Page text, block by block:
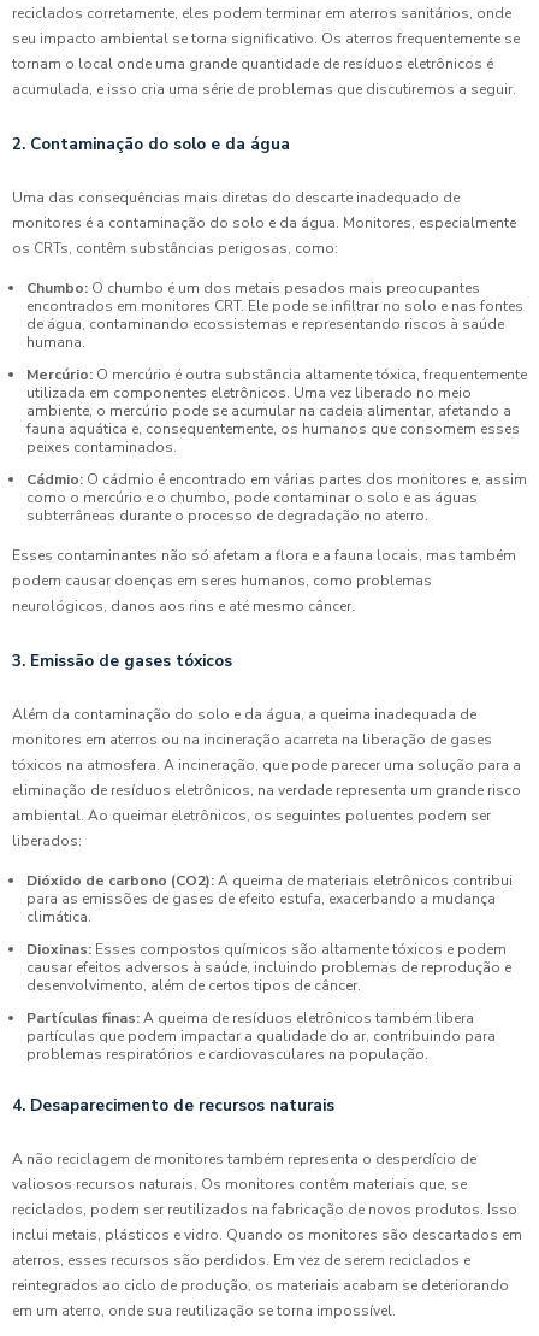
reciclados corretamente, eles podem terminar em aterros sanitários, onde
seu impacto ambiental se torna significativo. Os aterros frequentemente se
tornam o local onde uma grande quantidade de resíduos eletrônicos é
acumulada, e isso cria uma série de problemas que discutiremos a seguir.
2. Contaminação do solo e da água
Uma das consequências mais diretas do descarte inadequado de
monitores é a contaminação do solo e da água. Monitores, especialmente
os CRTs, contêm substâncias perigosas, como:
Chumbo: O chumbo é um dos metais pesados mais preocupantes
encontrados em monitores CRT. Ele pode se infiltrar no solo e nas fontes
de água, contaminando ecossistemas e representando riscos à saúde
humana.
Mercúrio: O mercúrio é outra substância altamente tóxica, frequentemente
utilizada em componentes eletrônicos. Uma vez liberado no meio
ambiente, o mercúrio pode se acumular na cadeia alimentar, afetando a
fauna aquática e, consequentemente, os humanos que consomem esses
peixes contaminados.
Cádmio: O cádmio é encontrado em várias partes dos monitores e, assim
como o mercúrio e o chumbo, pode contaminar o solo e as águas
subterrâneas durante o processo de degradação no aterro.
Esses contaminantes não só afetam a flora e a fauna locais, mas também
podem causar doenças em seres humanos, como problemas
neurológicos, danos aos rins e até mesmo câncer.
3. Emissão de gases tóxicos
Além da contaminação do solo e da água, a queima inadequada de
monitores em aterros ou na incineração acarreta na liberação de gases
tóxicos na atmosfera. A incineração, que pode parecer uma solução para a
eliminação de resíduos eletrônicos, na verdade representa um grande risco
ambiental. Ao queimar eletrônicos, os seguintes poluentes podem ser
liberados:
Dióxido de carbono (CO2):A queima de materiais eletrônicos contribui
para as emissões de gases de efeito estufa, exacerbando a mudança
climática.
Dioxinas: Esses compostos químicos são altamente tóxicos e podem
causar efeitos adversos à saúde, incluindo problemas de reprodução e
desenvolvimento, além de certos tipos de câncer.
Partículas finas:A queima de resíduos eletrônicos também libera
partículas que podem impactar a qualidade do ar, contribuindo para
problemas respiratórios e cardiovasculares na população.
4. Desaparecimento de recursos naturais
A não reciclagem de monitores também representa o desperdício de
valiosos recursos naturais. Os monitores contêm materiais que, se
reciclados, podem ser reutilizados na fabricação de novos produtos. Isso
inclui metais, plásticos e vidro. Quando os monitores são descartados em
aterros, esses recursos são perdidos. Em vez de serem reciclados e
reintegrados ao ciclo de produção, os materiais acabam se deteriorando
em um aterro, onde sua reutilização se torna impossível.